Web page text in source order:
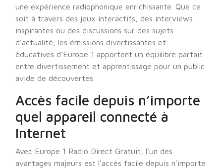
une expérience radiophonique enrichissante. Que ce
soit à travers des jeux interactifs, des interviews
inspirantes ou des discussions sur des sujets
d’actualité, les émissions divertissantes et
éducatives d’Europe 1 apportent un équilibre parfait
entre divertissement et apprentissage pour un public
avide de découvertes.
Accès facile depuis n’importe
quel appareil connecté à
Internet
Avec Europe 1 Radio Direct Gratuit, l’un des
avantages majeurs est l’accès facile depuis n’importe